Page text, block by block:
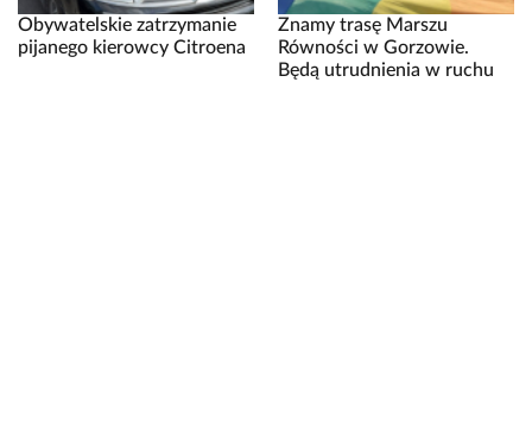
Obywatelskie zatrzymanie
pijanego kierowcy Citroena
Znamy trasę Marszu
Równości w Gorzowie.
Będą utrudnienia w ruchu